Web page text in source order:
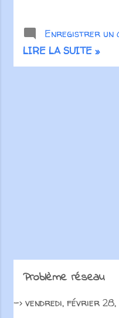
love
Enregistrer un
LIRE LA SUITE »
Problème réseau
-> vendredi, février